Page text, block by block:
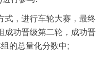
，进行车轮大赛，最终
成功晋级第二轮，成功晋
的总量化分数中;